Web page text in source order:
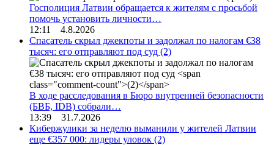
Госполиция Латвии обращается к жителям с просьбой
помочь установить личности…
12:11 4.8.2026
Спасатель скрыл джекпоты и задолжал по налогам €38
тысяч: его отправляют под суд (2)
В ходе расследования в Бюро внутренней безопасности
(БВБ, IDB) собрали…
13:39 31.7.2026
Кибержулики за неделю выманили у жителей Латвии
еще €357 000: лидеры уловок (2)